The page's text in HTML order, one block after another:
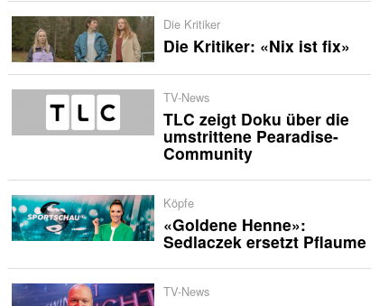
Die Kritiker
Die Kritiker: «Nix ist fix»
TV-News
TLC zeigt Doku über die
umstrittene Pearadise-
Community
Köpfe
«Goldene Henne»:
Sedlaczek ersetzt Pflaume
TV-News